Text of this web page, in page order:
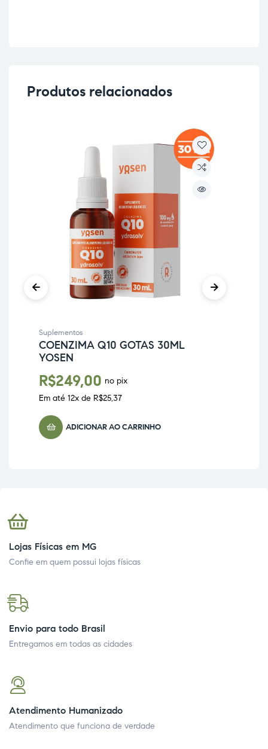
Produtos relacionados
Suplementos
COENZIMA Q10 GOTAS 30ML
YOSEN
R$249,00 no pix
Em até 12x de R$25,37
ADICIONAR AO CARRINHO
Lojas Físicas em MG
Confie em quem possui lojas físicas
Envio para todo Brasil
Entregamos em todas as cidades
Atendimento Humanizado
Atendimento que funciona de verdade